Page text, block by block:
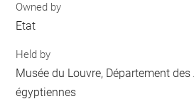
Owned by
Etat
Held by
Musée du Louvre, Département
égyptiennes